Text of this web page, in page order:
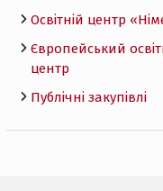
Освітній центр
Європейський
центр
Публічні закупівлі